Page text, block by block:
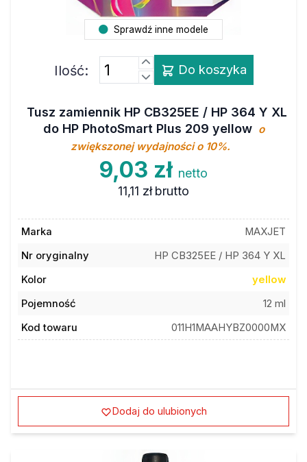
Sprawdź inne modele
Ilość: Do koszyka
Tusz zamiennik HP CB325EE / HP 364 Y XL
do HP PhotoSmart Plus 209 yellow o
zwiększonej wydajności o 10%.
9,03 zł netto
11,11 zł brutto
Marka
MAXJET
Nr oryginalny
HP CB325EE / HP 364 Y XL
Kolor
yellow
Pojemność
12 ml
Kod towaru
011H1MAAHYBZ0000MX
Dodaj do ulubionych